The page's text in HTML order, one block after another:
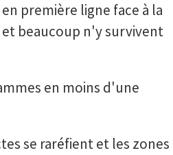
première ligne face à la
beaucoup n'y survivent
en moins d'une
se raréfient et les zones